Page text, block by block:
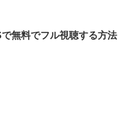
無料でフル視聴する方法